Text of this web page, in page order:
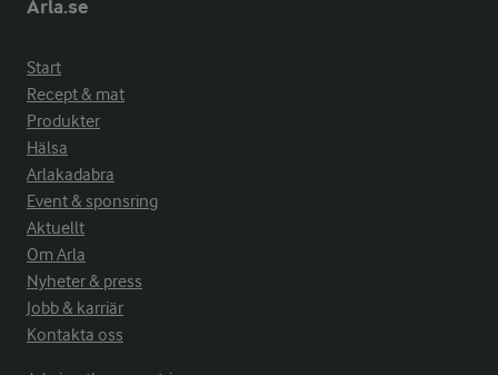
Arla.se
Start
Recept & mat
Produkter
Hälsa
Arlakadabra
Event & sponsring
Aktuellt
Om Arla
Nyheter & press
Jobb & karriär
Kontakta oss